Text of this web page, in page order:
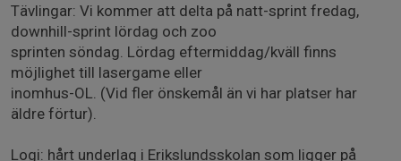
Tävlingar: Vi kommer att delta på natt-sprint fredag,
downhill-sprint lördag och zoo
sprinten söndag. Lördag eftermiddag/kväll finns
möjlighet till lasergame eller
inomhus-OL. (Vid fler önskemål än vi har platser har
äldre förtur).
Logi: hårt underlag i Erikslundsskolan som ligger på